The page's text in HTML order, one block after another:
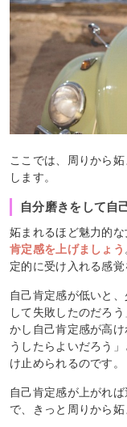
ここでは、周りから
します。
自分磨きをして自
妬まれるほど魅力的な
肯定感を上げましょう
定的に受け入れる感覚
自己肯定感が低いと
して失敗したのだろ
かし自己肯定感が高
うしたらよいだろう
け止められるのです。
自己肯定感が上がれ
で、きっと周りから